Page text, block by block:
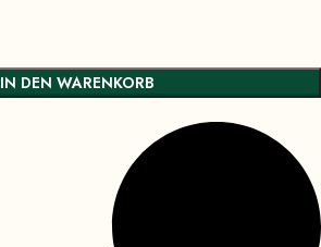
IN DEN WARENKORB